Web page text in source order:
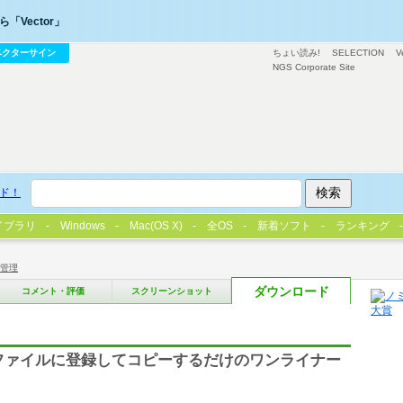
理
コメント・評価 スクリーンショット ダウンロード
イルに登録してコピーするだけのワンライナー
ちょい読み! SELECTION
NGS Corporate Site
「Vector」
クターサイン
！
ブラリ Windows Mac(OS X) 全OS 新着ソフト ランキング